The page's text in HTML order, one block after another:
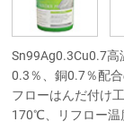
Sn99Ag0.3Cu0.7
0.3％、銅0.7％配
フローはんだ付け
170℃、リフロー